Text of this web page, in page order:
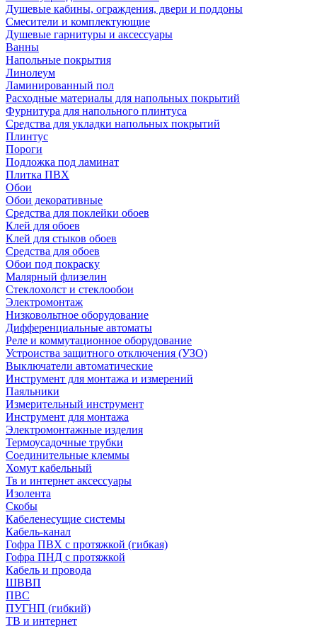
Душевые кабины, ограждения, двери и поддоны
Смесители и комплектующие
Душевые гарнитуры и аксессуары
Ванны
Напольные покрытия
Линолеум
Ламинированный пол
Расходные материалы для напольных покрытий
Фурнитура для напольного плинтуса
Средства для укладки напольных покрытий
Плинтус
Пороги
Подложка под ламинат
Плитка ПВХ
Обои
Обои декоративные
Средства для поклейки обоев
Клей для обоев
Клей для стыков обоев
Средства для обоев
Обои под покраску
Малярный флизелин
Стеклохолст и стеклообои
Электромонтаж
Низковольтное оборудование
Дифференциальные автоматы
Реле и коммутационное оборудование
Устроиства защитного отключения (УЗО)
Выключатели автоматические
Инструмент для монтажа и измерений
Паяльники
Измерительный инструмент
Инструмент для монтажа
Электромонтажные изделия
Термоусадочные трубки
Соединительные клеммы
Хомут кабельный
Тв и интернет аксессуары
Изолента
Скобы
Кабеленесущие системы
Кабель-канал
Гофра ПВХ с протяжкой (гибкая)
Гофра ПНД с протяжкой
Кабель и провода
ШВВП
ПВС
ПУГНП (гибкий)
ТВ и интернет